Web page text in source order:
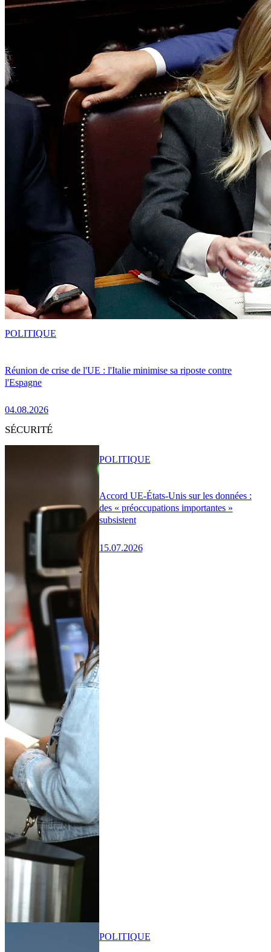
Réunion de crise de l'UE : l'Italie minimise sa riposte contre
l'Espagne
04.08.2026
POLITIQUE
SÉCURITÉ
Accord UE-États-Unis sur les données :
des « préoccupations importantes »
subsistent
15.07.2026
POLITIQUE
POLITIQUE